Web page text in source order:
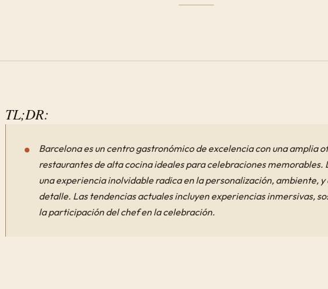
TL;DR:
Barcelona es un centro gastronómico de excelencia con una amplia
restaurantes de alta cocina ideales para celebraciones memorables.
una experiencia inolvidable radica en la personalización, ambiente,
detalle. Las tendencias actuales incluyen experiencias inmersivas,
la participación del chef en la celebración.